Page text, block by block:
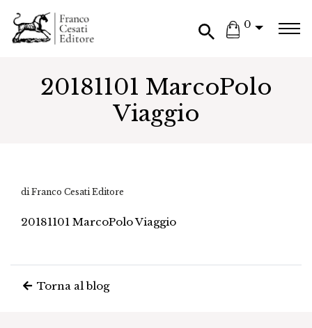
0
20181101 MarcoPolo
Viaggio
di Franco Cesati Editore
20181101 MarcoPolo Viaggio
Torna al blog